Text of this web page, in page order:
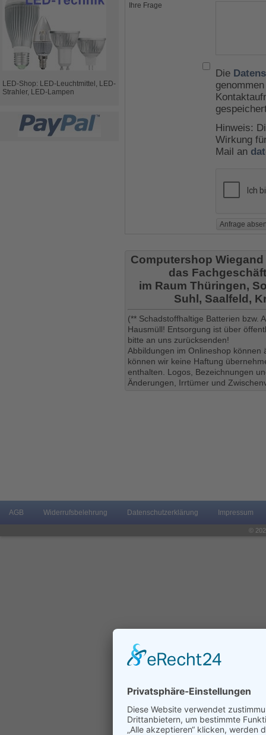
LED-Shop: LED-Leuchtmittel, LED-
Strahler, LED-Lampen
Ihre Frage
Die
Hinweis:
Wirkung
Mail an
Computershop
das
im Raum Thüringen,
Suhl, Saalfeld,
(** Schadstoffhaltige Batterien bzw.
Hausmüll! Entsorgung ist über
bitte an uns zurücksenden!
Abbildungen im Onlineshop
können wir keine Haftung
enthalten. Logos, Bezeichnungen
Änderungen, Irrtümer und
AGB Widerrufsbelehrung Datenschutzerklärung Impressum
©